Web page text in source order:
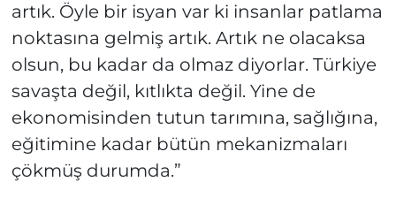
artık. Öyle bir isyan var ki insanlar patlama
noktasına gelmiş artık. Artık ne olacaksa
olsun, bu kadar da olmaz diyorlar. Türkiye
savaşta değil, kıtlıkta değil. Yine de
ekonomisinden tutun tarımına, sağlığına,
eğitimine kadar bütün mekanizmaları
çökmüş durumda.”